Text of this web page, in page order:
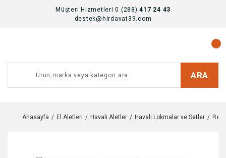
Müşteri Hizmetleri 0 (288)417 24 43
destek@hirdavat39.com
ARA
Anasayfa El Aletleri Havalı Aletler Havalı Lokmalar ve Setler